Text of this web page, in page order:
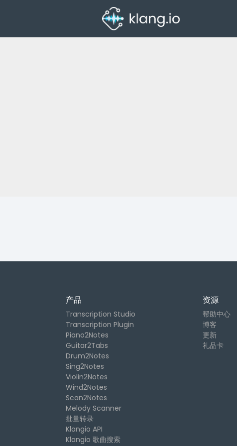
产品
Transcription Studio
Transcription Plugin
Piano2Notes
Guitar2Tabs
Drum2Notes
Sing2Notes
Violin2Notes
Wind2Notes
Scan2Notes
Melody Scanner
批量转录
Klangio API
Klangio 歌曲搜索
资源
帮助中心
博客
更新
礼品卡